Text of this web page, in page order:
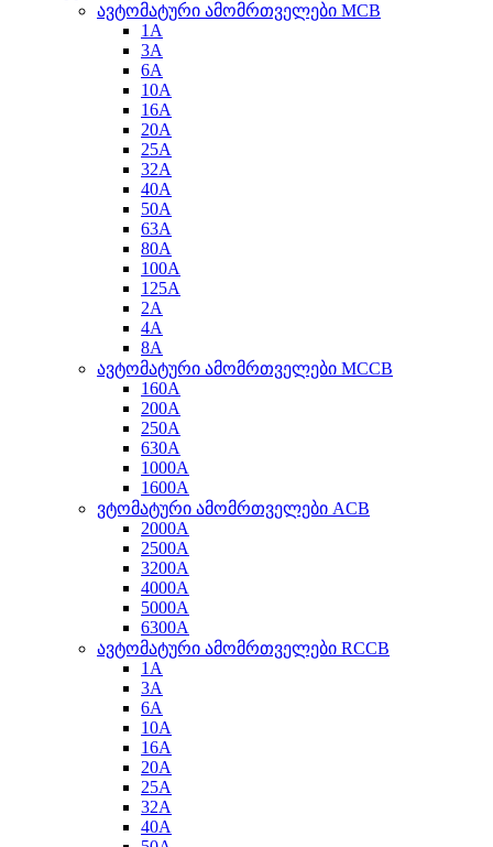
ავტომატური ამომრთველები MCB
1A
3A
6A
10A
16A
20A
25А
32A
40A
50A
63A
80A
100A
125A
2A
4A
8A
ავტომატური ამომრთველები MCCB
160A
200A
250A
630A
1000A
1600A
ვტომატური ამომრთველები ACB
2000A
2500A
3200A
4000A
5000A
6300A
ავტომატური ამომრთველები RCCB
1A
3A
6A
10A
16A
20A
25A
32A
40A